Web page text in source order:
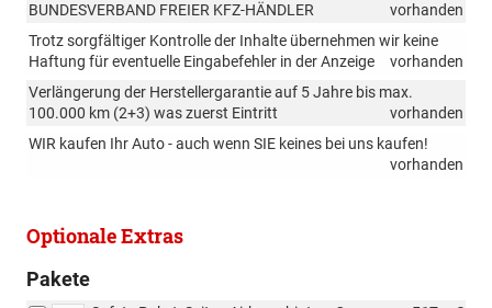
BUNDESVERBAND FREIER KFZ-HÄNDLER
vorhanden
Trotz sorgfältiger Kontrolle der Inhalte übernehmen wir keine
Haftung für eventuelle Eingabefehler in der Anzeige
vorhanden
Verlängerung der Herstellergarantie auf 5 Jahre bis max.
100.000 km (2+3) was zuerst Eintritt
vorhanden
WIR kaufen Ihr Auto - auch wenn SIE keines bei uns kaufen!
vorhanden
Optionale Extras
Pakete